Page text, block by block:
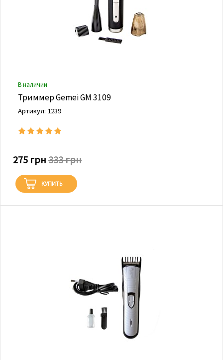
В наличии
Триммер Gemei GM 3109
Артикул: 1239
275 грн 333 грн
КУПИТЬ